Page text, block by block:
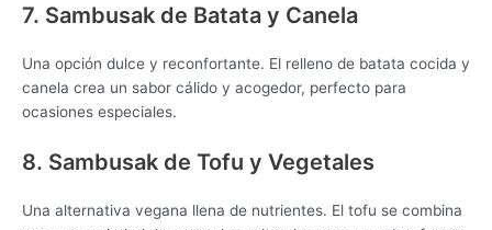
7. Sambusak de Batata y Canela
Una opción dulce y reconfortante. El relleno de batata cocida y
canela crea un sabor cálido y acogedor, perfecto para
ocasiones especiales.
8. Sambusak de Tofu y Vegetales
Una alternativa vegana llena de nutrientes. El tofu se combina